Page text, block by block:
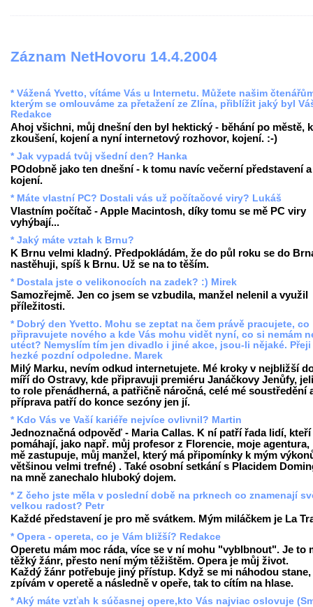
Záznam NetHovoru 14.4.2004
* Vážená Yvetto, vítáme Vás u Internetu. Můžete našim
kterým se omlouváme za přetažení ze Zlína, přiblížit jaký byl
Redakce
Ahoj všichni, můj dnešní den byl hektický - běhání po městě,
zkoušení, kojení a nyní internetový rozhovor, kojení. :-)
* Jak vypadá tvůj všední den? Hanka
POdobně jako ten dnešní - k tomu navíc večerní představení a
kojení.
* Máte vlastní PC? Dostali vás už počítačové viry? Lukáš
Vlastním počítač - Apple Macintosh, díky tomu se mě PC viry
vyhýbají...
* Jaký máte vztah k Brnu?
K Brnu velmi kladný. Předpokládám, že do půl roku se do
nastěhuji, spíš k Brnu. Už se na to těším.
* Dostala jste o velikonocích na zadek? :) Mirek
Samozřejmě. Jen co jsem se vzbudila, manžel nelenil a využil
příležitosti.
* Dobrý den Yvetto. Mohu se zeptat na čem právě pracujete, co
připravujete nového a kde Vás mohu vidět nyní, co si nemám
utéct? Nemyslím tím jen divadlo i jiné akce, jsou-li nějaké. Přeji
hezké pozdní odpoledne. Marek
Milý Marku, nevím odkud internetujete. Mé kroky v nejbližší
míří do Ostravy, kde připravuji premiéru JanáčkovyJenůfy,
to role přenádherná, a patřičně náročná, celé mé soustředění
příprava patří do konce sezóny jen jí.
* Kdo Vás ve Vaší kariéře nejvíce ovlivnil? Martin
Jednoznačná odpověď - Maria Callas. K ní patří řada lidí, kteří
pomáhají, jako např. můj profesor z Florencie, moje agentura,
mě zastupuje, můj manžel, který má připomínky k mým
většinou velmi trefné) . Také osobní setkání s Placidem
na mně zanechalo hluboký dojem.
* Z čeho jste měla v poslední době na prknech co znamenají
velkou radost? Petr
Každé představení je pro mě svátkem. Mým miláčkem je La
* Opera - opereta, co je Vám bližší? Redakce
Operetu mám moc ráda, více se v ní mohu "vyblbnout". Je to
těžký žánr, přesto není mým těžištěm. Opera je můj život.
Každý žánr potřebuje jiný přístup. Když se mi náhodou stane,
zpívám v operetě a následně v opeře, tak to cítím na hlase.
* Aký máte vzťah k súčasnej opere,kto Vás najviac oslovuje